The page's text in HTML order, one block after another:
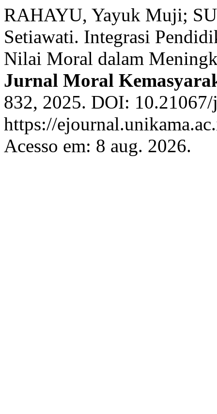
RAHAYU, Yayuk Muji;
Setiawati. Integrasi
Nilai Moral dalam
Jurnal Moral
832, 2025. DOI:
https://
Acesso em: 8 aug. 2026.